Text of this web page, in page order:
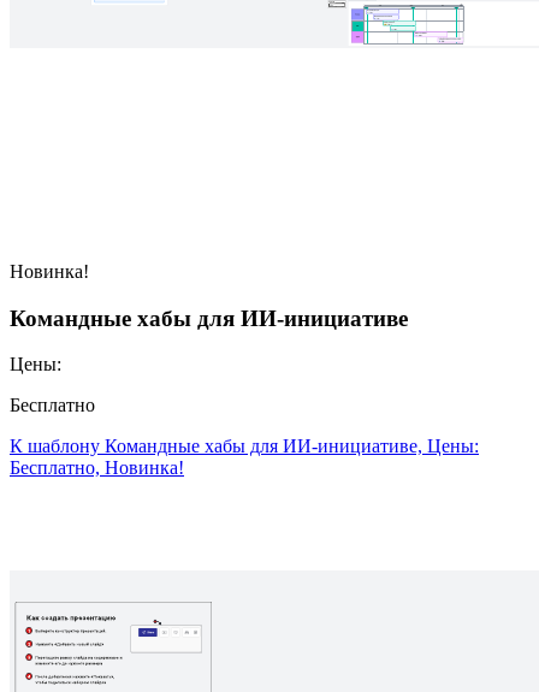
Новинка!
Командные хабы для ИИ-инициативе
Цены:
Бесплатно
К шаблону Командные хабы для ИИ-инициативе, Цены:
Бесплатно, Новинка!